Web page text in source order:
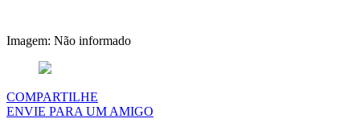
Imagem: Não informado
COMPARTILHE
ENVIE PARA UM AMIGO